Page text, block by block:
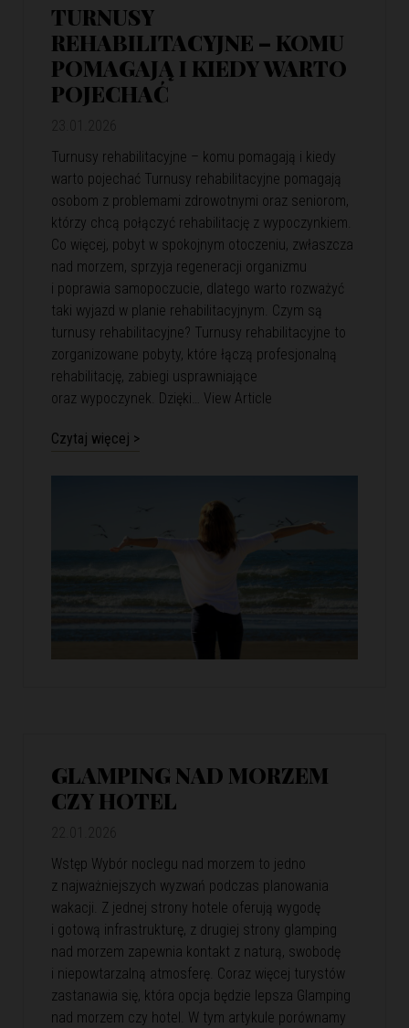
TURNUSY
REHABILITACYJNE – KOMU
POMAGAJĄ I KIEDY WARTO
POJECHAĆ
Turnusy rehabilitacyjne – komu pomagają i kiedy
warto pojechać Turnusy rehabilitacyjne pomagają
osobom z problemami zdrowotnymi oraz seniorom,
którzy chcą połączyć rehabilitację z wypoczynkiem.
Co więcej, pobyt w spokojnym otoczeniu, zwłaszcza
nad morzem, sprzyja regeneracji organizmu
i poprawia samopoczucie, dlatego warto rozważyć
taki wyjazd w planie rehabilitacyjnym. Czym są
turnusy rehabilitacyjne? Turnusy rehabilitacyjne to
zorganizowane pobyty, które łączą profesjonalną
rehabilitację, zabiegi usprawniające
oraz wypoczynek. Dzięki… View Article
Czytaj więcej >
GLAMPING NAD MORZEM
CZY HOTEL
Wstęp Wybór noclegu nad morzem to jedno
z najważniejszych wyzwań podczas planowania
wakacji. Z jednej strony hotele oferują wygodę
i gotową infrastrukturę, z drugiej strony glamping
nad morzem zapewnia kontakt z naturą, swobodę
i niepowtarzalną atmosferę. Coraz więcej turystów
zastanawia się, która opcja będzie lepsza Glamping
nad morzem czy hotel. W tym artykule porównamy